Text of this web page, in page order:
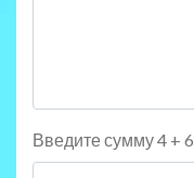
Введите сумму 4 + 6